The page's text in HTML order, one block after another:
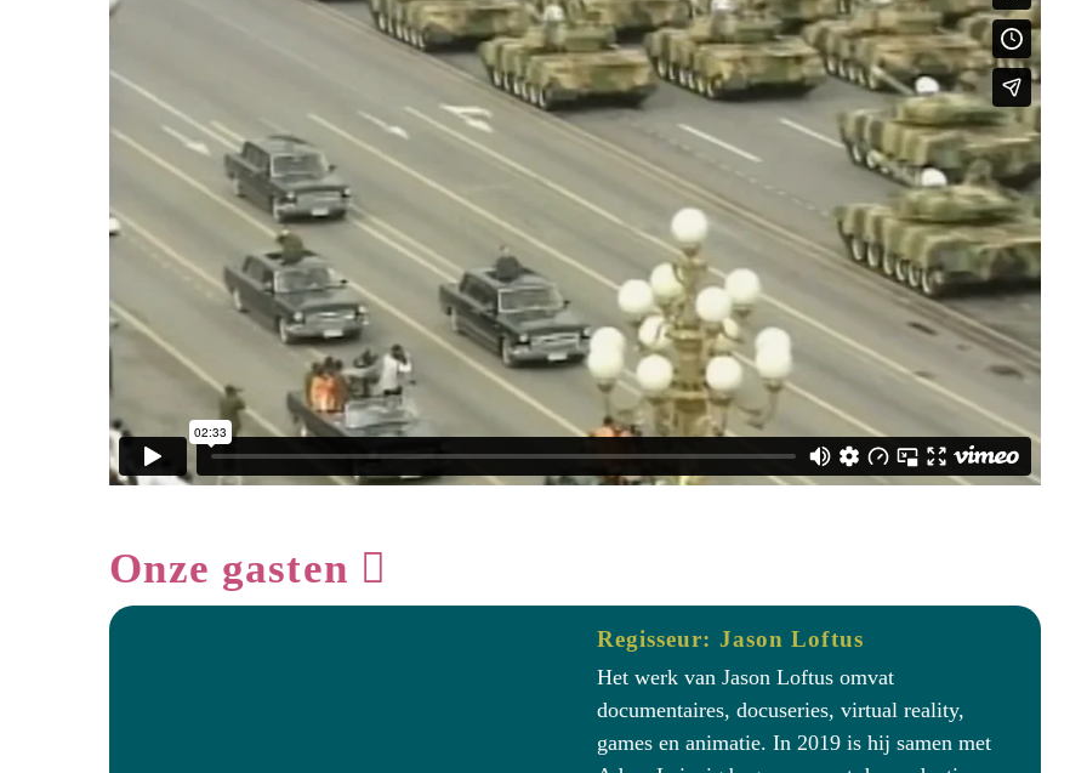
Onze gasten
Regisseur: Jason Loftus
Het werk van Jason Loftus omvat
documentaires, docuseries, virtual reality,
games en animatie. In 2019 is hij samen met